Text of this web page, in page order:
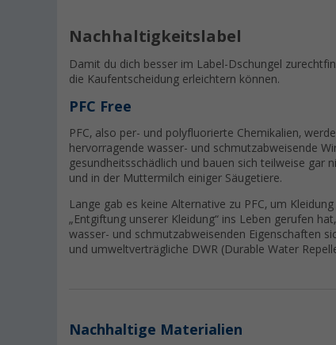
Nachhaltigkeitslabel
Damit du dich besser im Label-Dschungel
die Kaufentscheidung erleichtern können.
PFC Free
PFC, also per- und polyfluorierte Chemikalien,
hervorragende wasser- und schmutzabweisende
gesundheitsschädlich und bauen sich teilweise gar
und in der Muttermilch einiger Säugetiere.
Lange gab es keine Alternative zu PFC, um
„Entgiftung unserer Kleidung“ ins Leben gerufen
wasser- und schmutzabweisenden Eigenschaften
und umweltverträgliche DWR (Durable Water
Nachhaltige Materialien